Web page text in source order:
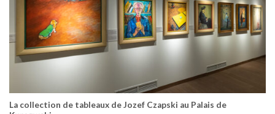
La collection de tableaux de Jozef Czapski au Palais de